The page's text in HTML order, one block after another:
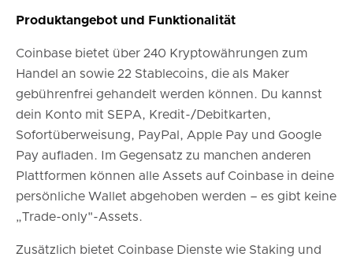
Produktangebot und Funktionalität
Coinbase bietet über 240 Kryptowährungen zum
Handel an sowie 22 Stablecoins, die als Maker
gebührenfrei gehandelt werden können. Du kannst
dein Konto mit SEPA, Kredit-/Debitkarten,
Sofortüberweisung, PayPal, Apple Pay und Google
Pay aufladen. Im Gegensatz zu manchen anderen
Plattformen können alle Assets auf Coinbase in deine
persönliche Wallet abgehoben werden – es gibt keine
„Trade-only"-Assets.
Zusätzlich bietet Coinbase Dienste wie Staking und